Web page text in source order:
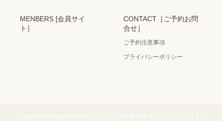
MENBERS [会員サイ
ト］
CONTACT［ご予約お問
合せ］
ご予約注意事項
プライバシーポリシー